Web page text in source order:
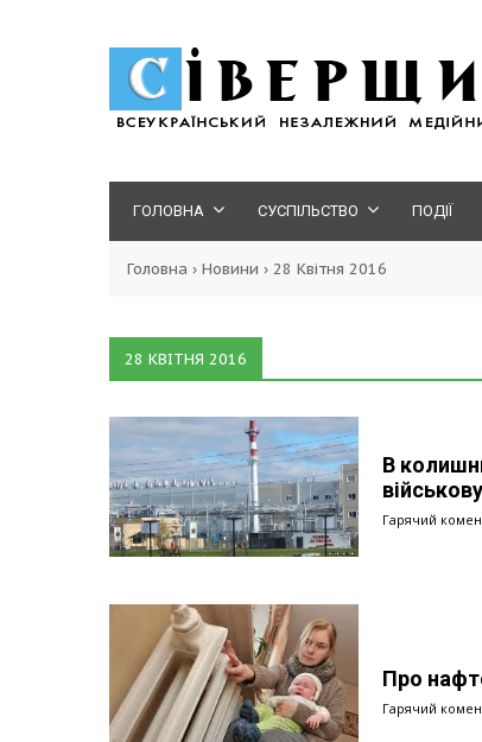
ГОЛОВНА СУСПІЛЬСТВО ПОДІЇ
Головна › Новини › 28 Квітня 2016
28 КВІТНЯ 2016
В
Гарячий
Про
Гарячий